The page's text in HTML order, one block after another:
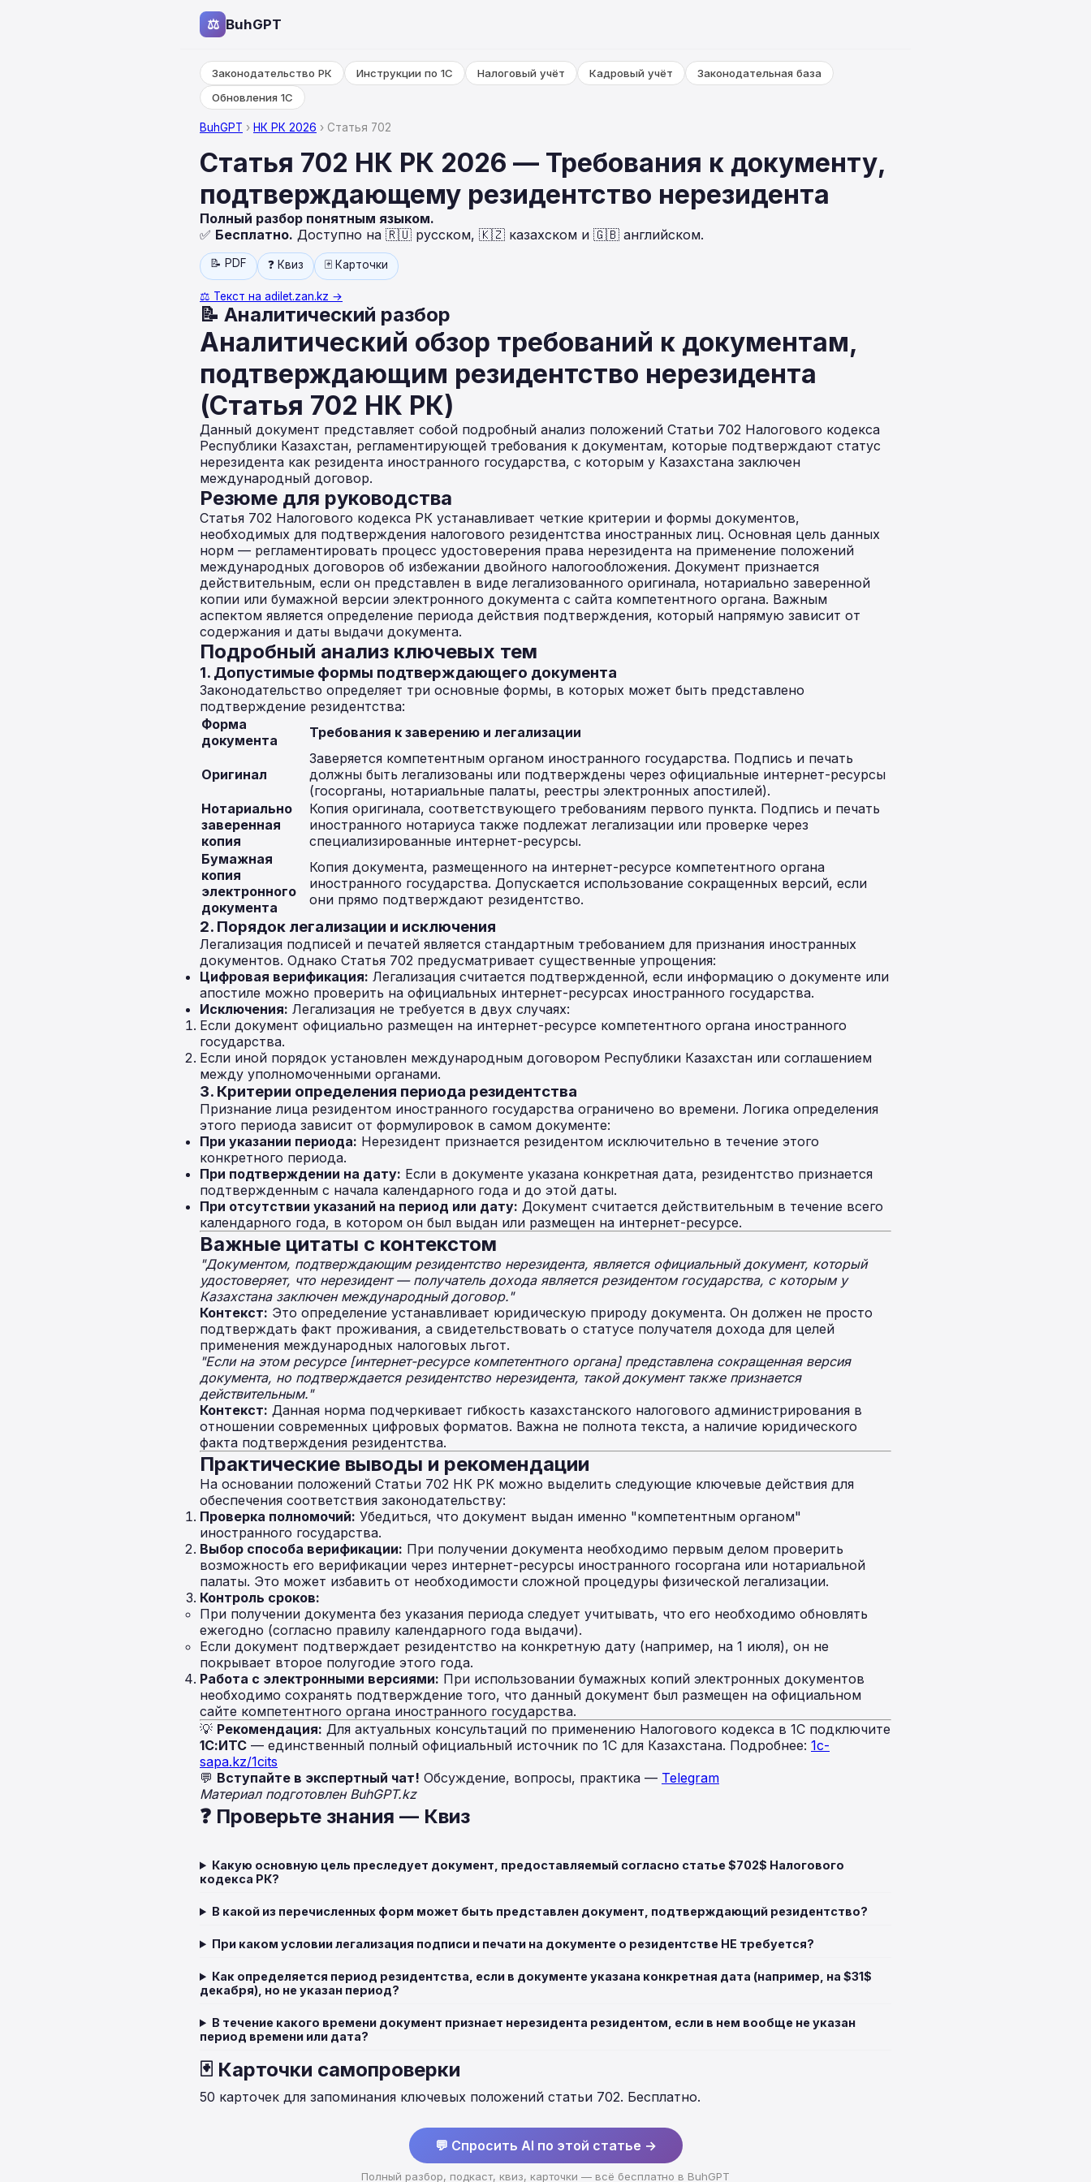
⚖ BuhGPT
Законодательство РК Инструкции по 1С Налоговый учёт Кадровый учёт
Законодательная база
Обновления 1С
BuhGPT › НК РК 2026 › Статья 702
Статья 702 НК РК 2026 — Требования к документу,
подтверждающему резидентство нерезидента
Полный разбор понятным языком.
✅ Бесплатно. Доступно на 🇷🇺 русском, 🇰🇿 казахском и 🇬🇧 английском.
📝 PDF ❓ Квиз 🃏 Карточки
⚖️ Текст на adilet.zan.kz →
📝 Аналитический разбор
Аналитический обзор требований к документам,
подтверждающим резидентство нерезидента
(Статья 702 НК РК)
Данный документ представляет собой подробный анализ положений Статьи 702 Налогового кодекса
Республики Казахстан, регламентирующей требования к документам, которые подтверждают статус
нерезидента как резидента иностранного государства, с которым у Казахстана заключен
международный договор.
Резюме для руководства
Статья 702 Налогового кодекса РК устанавливает четкие критерии и формы документов,
необходимых для подтверждения налогового резидентства иностранных лиц. Основная цель данных
норм — регламентировать процесс удостоверения права нерезидента на применение положений
международных договоров об избежании двойного налогообложения. Документ признается
действительным, если он представлен в виде легализованного оригинала, нотариально заверенной
копии или бумажной версии электронного документа с сайта компетентного органа. Важным
аспектом является определение периода действия подтверждения, который напрямую зависит от
содержания и даты выдачи документа.
Подробный анализ ключевых тем
1. Допустимые формы подтверждающего документа
Законодательство определяет три основные формы, в которых может быть представлено
подтверждение резидентства:
Форма
документа
Требования к заверению и легализации
Оригинал
Заверяется компетентным органом иностранного государства. Подпись и печать
должны быть легализованы или подтверждены через официальные интернет-ресурсы
(госорганы, нотариальные палаты, реестры электронных апостилей).
Нотариально
заверенная
копия
Копия оригинала, соответствующего требованиям первого пункта. Подпись и печать
иностранного нотариуса также подлежат легализации или проверке через
специализированные интернет-ресурсы.
Бумажная
копия
электронного
документа
Копия документа, размещенного на интернет-ресурсе компетентного органа
иностранного государства. Допускается использование сокращенных версий, если
они прямо подтверждают резидентство.
2. Порядок легализации и исключения
Легализация подписей и печатей является стандартным требованием для признания иностранных
документов. Однако Статья 702 предусматривает существенные упрощения:
Цифровая верификация: Легализация считается подтвержденной, если информацию о документе или
апостиле можно проверить на официальных интернет-ресурсах иностранного государства.
Исключения: Легализация не требуется в двух случаях:
Если документ официально размещен на интернет-ресурсе компетентного органа иностранного
государства.
Если иной порядок установлен международным договором Республики Казахстан или соглашением
между уполномоченными органами.
3. Критерии определения периода резидентства
Признание лица резидентом иностранного государства ограничено во времени. Логика определения
этого периода зависит от формулировок в самом документе:
При указании периода: Нерезидент признается резидентом исключительно в течение этого
конкретного периода.
При подтверждении на дату: Если в документе указана конкретная дата, резидентство признается
подтвержденным с начала календарного года и до этой даты.
При отсутствии указаний на период или дату: Документ считается действительным в течение всего
календарного года, в котором он был выдан или размещен на интернет-ресурсе.
Важные цитаты с контекстом
"Документом, подтверждающим резидентство нерезидента, является официальный документ, который
удостоверяет, что нерезидент — получатель дохода является резидентом государства, с которым у
Казахстана заключен международный договор."
Контекст: Это определение устанавливает юридическую природу документа. Он должен не просто
подтверждать факт проживания, а свидетельствовать о статусе получателя дохода для целей
применения международных налоговых льгот.
"Если на этом ресурсе [интернет-ресурсе компетентного органа] представлена сокращенная версия
документа, но подтверждается резидентство нерезидента, такой документ также признается
действительным."
Контекст: Данная норма подчеркивает гибкость казахстанского налогового администрирования в
отношении современных цифровых форматов. Важна не полнота текста, а наличие юридического
факта подтверждения резидентства.
Практические выводы и рекомендации
На основании положений Статьи 702 НК РК можно выделить следующие ключевые действия для
обеспечения соответствия законодательству:
Проверка полномочий: Убедиться, что документ выдан именно "компетентным органом"
иностранного государства.
Выбор способа верификации: При получении документа необходимо первым делом проверить
возможность его верификации через интернет-ресурсы иностранного госоргана или нотариальной
палаты. Это может избавить от необходимости сложной процедуры физической легализации.
Контроль сроков:
При получении документа без указания периода следует учитывать, что его необходимо обновлять
ежегодно (согласно правилу календарного года выдачи).
Если документ подтверждает резидентство на конкретную дату (например, на 1 июля), он не
покрывает второе полугодие этого года.
Работа с электронными версиями: При использовании бумажных копий электронных документов
необходимо сохранять подтверждение того, что данный документ был размещен на официальном
сайте компетентного органа иностранного государства.
💡 Рекомендация: Для актуальных консультаций по применению Налогового кодекса в 1С подключите
1С:ИТС — единственный полный официальный источник по 1С для Казахстана. Подробнее: 1c-
sapa.kz/1cits
💬 Вступайте в экспертный чат! Обсуждение, вопросы, практика — Telegram
Материал подготовлен BuhGPT.kz
❓ Проверьте знания — Квиз
Какую основную цель преследует документ, предоставляемый согласно статье $702$ Налогового
кодекса РК?
В какой из перечисленных форм может быть представлен документ, подтверждающий резидентство?
При каком условии легализация подписи и печати на документе о резидентстве НЕ требуется?
Как определяется период резидентства, если в документе указана конкретная дата (например, на $31$
декабря), но не указан период?
В течение какого времени документ признает нерезидента резидентом, если в нем вообще не указан
период времени или дата?
🃏 Карточки самопроверки
50 карточек для запоминания ключевых положений статьи 702. Бесплатно.
💬 Спросить AI по этой статье →
Полный разбор, подкаст, квиз, карточки — всё бесплатно в BuhGPT